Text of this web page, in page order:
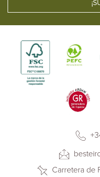
Carretera de